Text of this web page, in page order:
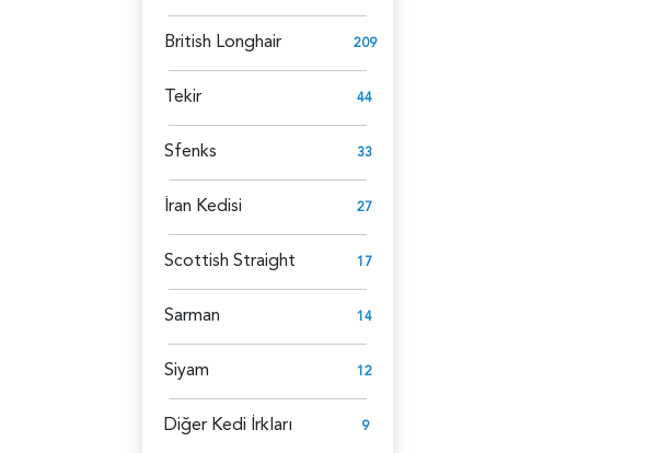
British Longhair 209
Tekir 44
Sfenks 33
İran Kedisi 27
Scottish Straight 17
Sarman 14
Siyam 12
Diğer Kedi İrkları 9